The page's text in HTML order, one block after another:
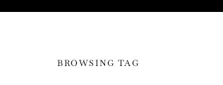
BROWSING TAG